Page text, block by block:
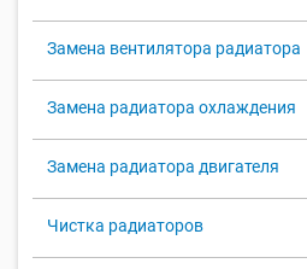
Замена вентилятора радиатора
Замена радиатора охлаждения
Замена радиатора двигателя
Чистка радиаторов